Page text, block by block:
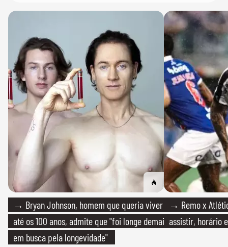
→ Bryan Johnson, homem que queria viver
até os 100 anos, admite que "foi longe demais
em busca pela longevidade"
→ Remo x
assistir, horário